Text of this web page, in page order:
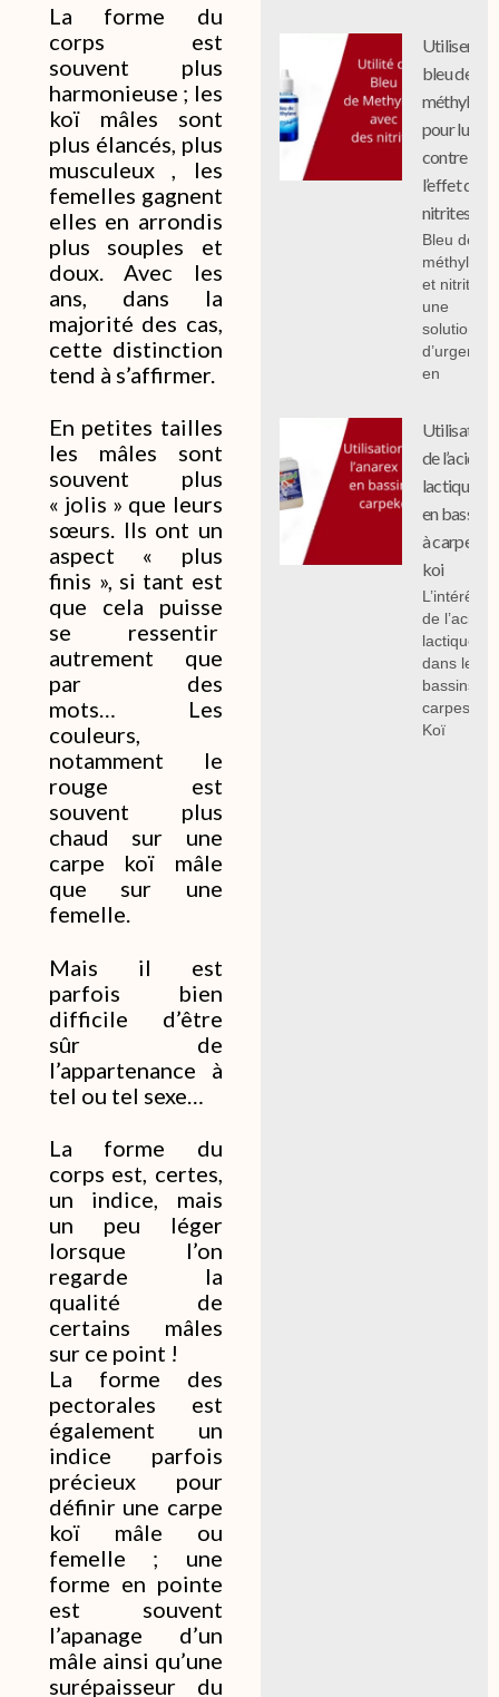
La forme du
corps est
souvent plus
harmonieuse ; les
koï mâles sont
plus élancés, plus
musculeux , les
femelles gagnent
elles en arrondis
plus souples et
doux. Avec les
ans, dans la
majorité des cas,
cette distinction
tend à s’affirmer.
En petites tailles
les mâles sont
souvent plus
« jolis » que leurs
sœurs. Ils ont un
aspect « plus
finis », si tant est
que cela puisse
se ressentir
autrement que
par des
mots…
Les
couleurs,
notamment le
rouge est
souvent plus
chaud sur une
carpe koï mâle
que sur une
femelle.
Mais il est
parfois bien
difficile d’être
sûr de
l’appartenance à
tel ou tel sexe…
La forme du
corps est, certes,
un indice, mais
un peu léger
lorsque l’on
regarde la
qualité de
certains mâles
sur ce point !
La forme des
pectorales est
également un
indice parfois
précieux pour
définir une carpe
koï mâle ou
femelle ; une
forme en pointe
est souvent
l’apanage d’un
mâle ainsi qu’une
surépaisseur du
Utiliser le
bleu de
méthylène
pour lutter
contre
l’effet des
nitrites
Bleu de
méthylène
et nitrites :
une
solution
d’urgence
en
Utilisation
de l’acide
lactique
en bassin
à carpe
koi
L’intérêt
de l’acide
lactique
dans les
bassins à
carpes
Koï